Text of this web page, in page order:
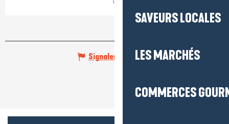
SAVEURS LOCALES
LES MARCHÉS
COMMERCES
Signaler une erreur